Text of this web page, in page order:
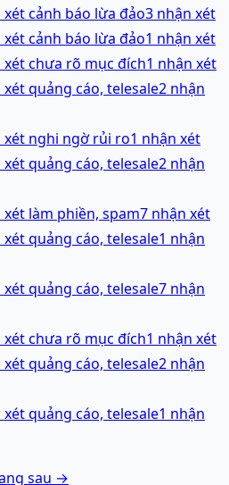
xét cảnh báo lừa đảo3 nhận xét
xét cảnh báo lừa đảo1 nhận xét
xét chưa rõ mục đích1 nhận xét
xét quảng cáo, telesale2 nhận
xét nghi ngờ rủi ro1 nhận xét
xét quảng cáo, telesale2 nhận
xét làm phiền, spam7 nhận xét
xét quảng cáo, telesale1 nhận
xét quảng cáo, telesale7 nhận
xét chưa rõ mục đích1 nhận xét
xét quảng cáo, telesale2 nhận
xét quảng cáo, telesale1 nhận
sau →